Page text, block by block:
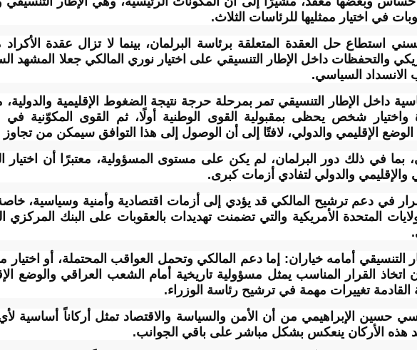
في اختيار ممثليها للرئاسات الثلاث.
استطاع حل العقدة المتعلقة برئاسة البرلمان، بينما لا تزال عقدة
والتحفظات داخل الإطار التنسيقي على اختيار نوري المالكي جعلا المشهد
الانسداد السياسي.
داخل الإطار التنسيقي تمر بمرحلة حرجة نتيجة الضغوط الإقليمية والدولية،
واختيار شخص يحظى بمقبولية القوى الوطنية أولًا، ثم القوى المكوّنية في
الوضع الإقليمي والدولي، لافتًا إلى أن الوصول إلى هذا التوافق سيمكن من تجاوز
بما في ذلك دور البرلمان، لم يكن على مستوى المسؤولية، معتبرًا أن اختيار
والدولي لتفادي أزمات كبرى.
في دعم ترشيح المالكي قد يؤدي إلى أزمات اقتصادية وأمنية وسياسية،
المتحدة الأمريكية والتي تضمنت تهديدات بالعقوبات على البنك
أمامه خياران: إما دعم المالكي وتحمل العواقب المحتملة، أو اختيار
اتخاذ القرار المناسب يمثل مسؤولية تاريخية أمام الشعب العراقي والوضع
القادمة تغييرات مهمة في ترشيح رئاسة الوزراء.
حسين الإبراهيمي من أن الأمن والسياسة والاقتصاد تمثل أركاناً أساسية
هذه الأركان ينعكس بشكل مباشر على باقي الجوانب.